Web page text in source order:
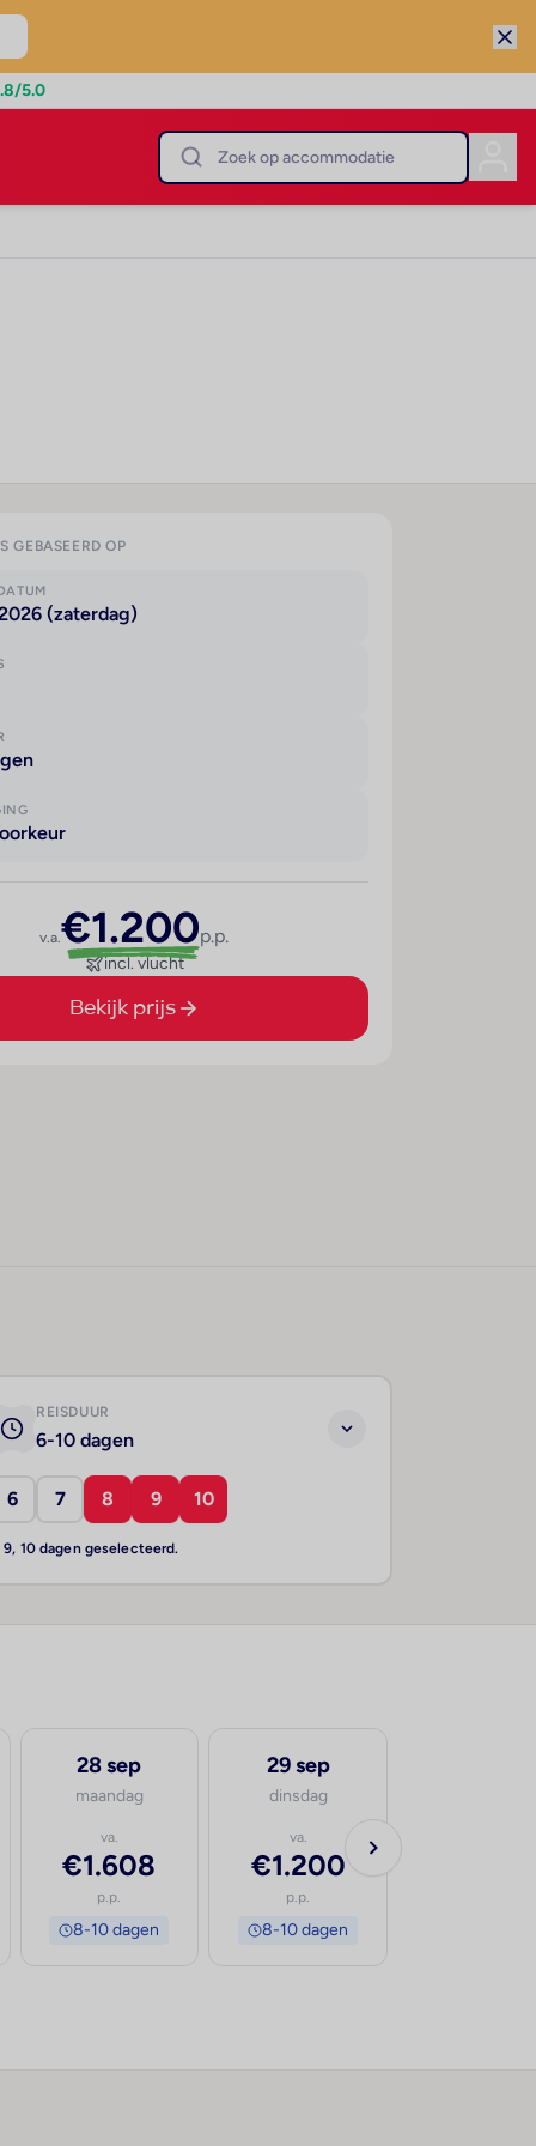
/5.0
GEBASEERD OP
(zaterdag)
v.a.€1.200p.p.
incl. vlucht
Bekijk prijs
REISDUUR
6-10 dagen
6 7 8 9 10
9, 10 dagen geselecteerd.
28 sep
maandag
va.
€1.608
p.p.
8-10 dagen
29 sep
dinsdag
va.
€1.200
p.p.
8-10 dagen